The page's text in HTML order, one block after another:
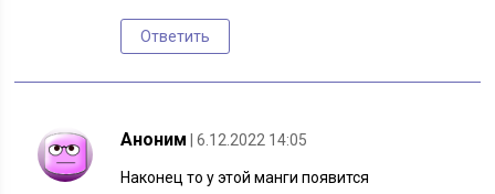
Ответить
Аноним | 6.12.2022 14:05
Наконец то у этой манги появится